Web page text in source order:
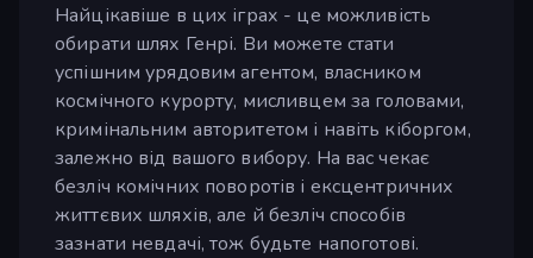
Найцікавіше в цих іграх - це можливість
обирати шлях Генрі. Ви можете стати
успішним урядовим агентом, власником
космічного курорту, мисливцем за головами,
кримінальним авторитетом і навіть кіборгом,
залежно від вашого вибору. На вас чекає
безліч комічних поворотів і ексцентричних
життєвих шляхів, але й безліч способів
зазнати невдачі, тож будьте напоготові.